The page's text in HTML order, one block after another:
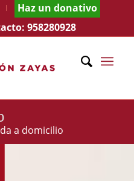
Haz un donativo
958280928
a domicilio